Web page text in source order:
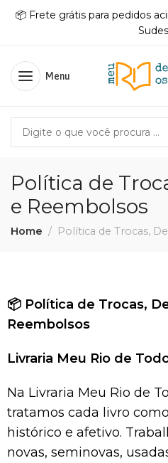
📦 Frete grátis para pedidos
Menu
Política de
e Reembolsos
Home Política de Trocas,
📦 Política de Trocas,
Reembolsos
Livraria Meu Rio de
Na Livraria Meu Rio de
tratamos cada livro
histórico e afetivo.
novas, seminovas,